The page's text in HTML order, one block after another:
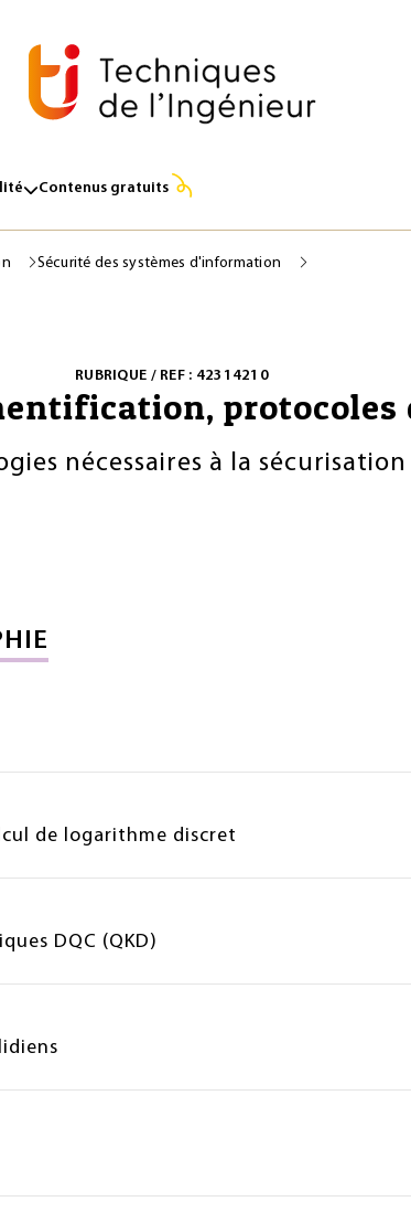
Contenus gratuits
Sécurité des systèmes d'information
RUBRIQUE / REF : 42314210
protocoles
nécessaires à la
de logarithme discret
DQC (QKD)